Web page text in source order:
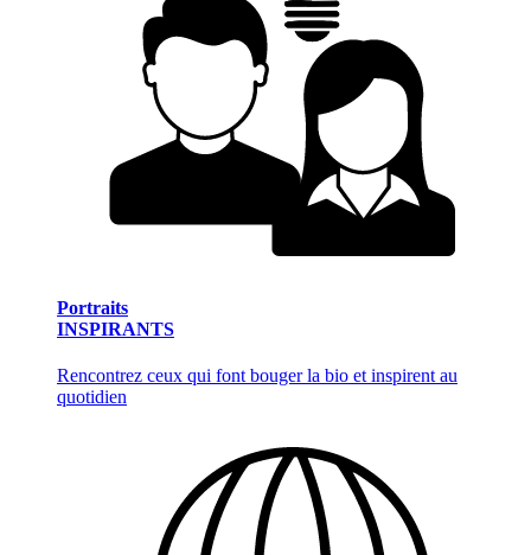
Portraits
INSPIRANTS
Rencontrez ceux qui font bouger la bio et inspirent au
quotidien